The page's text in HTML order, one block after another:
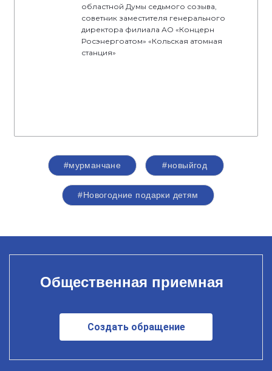
областной Думы седьмого созыва,
советник заместителя генерального
директора филиала АО «Концерн
Росэнергоатом» «Кольская атомная
станция»
#мурманчане #новыйгод
#Новогодние подарки детям
Общественная приемная
Создать обращение